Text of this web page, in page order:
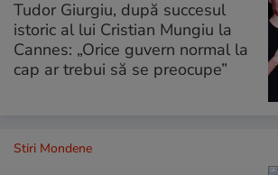
Tudor Giurgiu, după succesul
istoric al lui Cristian Mungiu la
Cannes: „Orice guvern normal la
cap ar trebui să se preocupe”
Stiri Mondene